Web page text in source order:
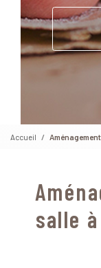
Accueil
salle